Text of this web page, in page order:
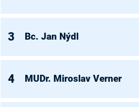
3 Bc. Jan Nýdl
4 MUDr. Miroslav Verner